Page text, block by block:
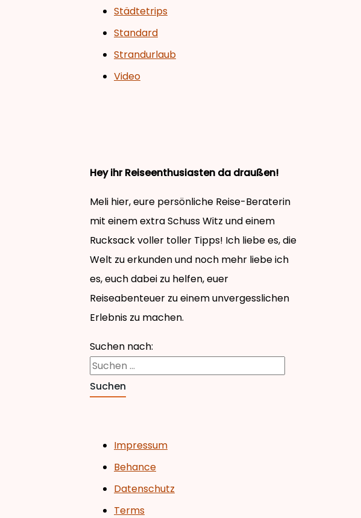
Städtetrips
Standard
Strandurlaub
Video
Hey ihr Reiseenthusiasten da draußen!
Meli hier, eure persönliche Reise-Beraterin
mit einem extra Schuss Witz und einem
Rucksack voller toller Tipps! Ich liebe es, die
Welt zu erkunden und noch mehr liebe ich
es, euch dabei zu helfen, euer
Reiseabenteuer zu einem unvergesslichen
Erlebnis zu machen.
Suchen nach:
Impressum
Behance
Datenschutz
Terms